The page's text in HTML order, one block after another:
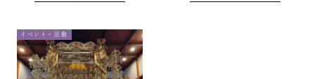
イベント・活動